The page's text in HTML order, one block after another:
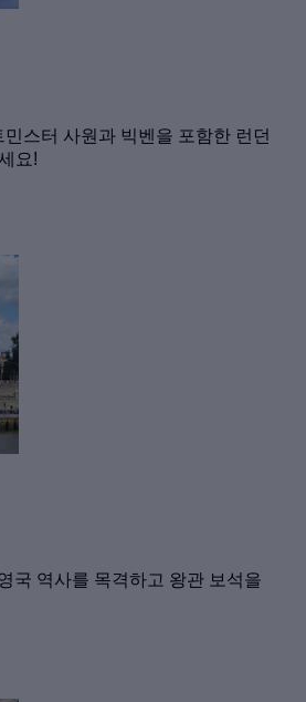
스터 사원과 빅벤을 포함한 런던
요!
국 역사를 목격하고 왕관 보석을